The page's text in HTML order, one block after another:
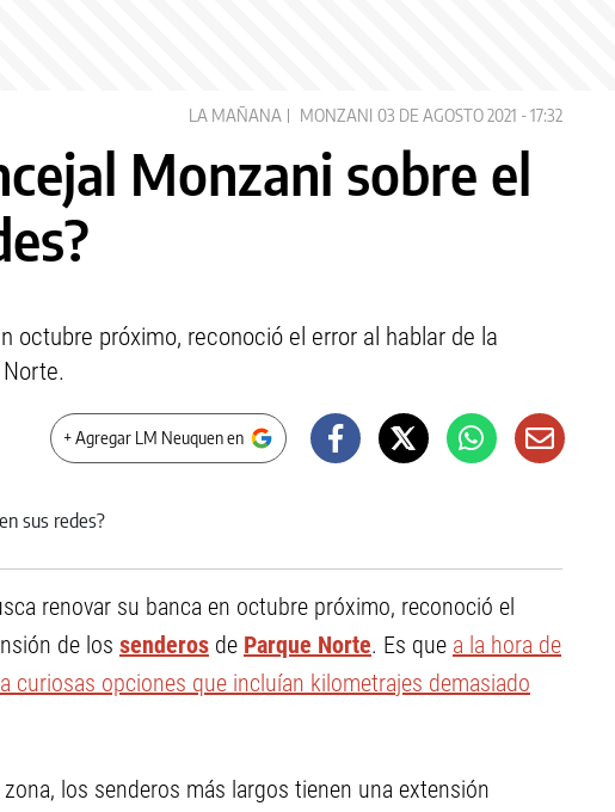
LA MAÑANA MONZANI 03 DE AGOSTO 2021 - 17:32
Monzani sobre el
octubre próximo, reconoció el error al hablar de la
+ Agregar LM Neuquen en
renovar su banca en octubre próximo, reconoció el
de los senderos de Parque Norte. Es que a la hora de
curiosas opciones que incluían kilometrajes demasiado
los senderos más largos tienen una extensión